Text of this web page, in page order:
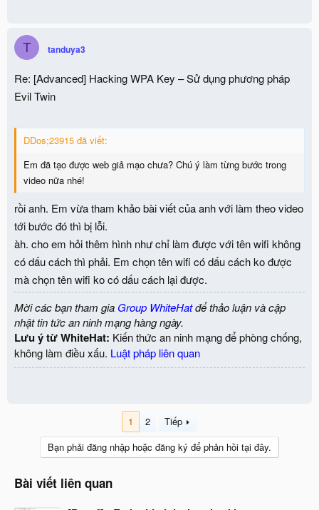
T tanduya3
Re: [Advanced] Hacking WPA Key – Sử dụng phương pháp
Evil Twin
DDos;23915 đã viết:
Em đã tạo được web giả mạo chưa? Chú ý làm từng bước trong
video nữa nhé!
rồi anh. Em vừa tham khảo bài viết của anh với làm theo video
tới bước đó thì bị lỗi.
àh. cho em hỏi thêm hình như chỉ làm được với tên wifi không
có dấu cách thì phải. Em chọn tên wifi có dấu cách ko được
mà chọn tên wifi ko có dấu cách lại được.
Mời các bạn tham gia Group WhiteHatđể thảo luận và cập
nhật tin tức an ninh mạng hàng ngày.
Lưu ý từ WhiteHat: Kiến thức an ninh mạng để phòng chống,
không làm điều xấu. Luật pháp liên quan
1 2
Tiếp
Bạn phải đăng nhập hoặc đăng ký để phản hồi tại đây.
Bài viết liên quan